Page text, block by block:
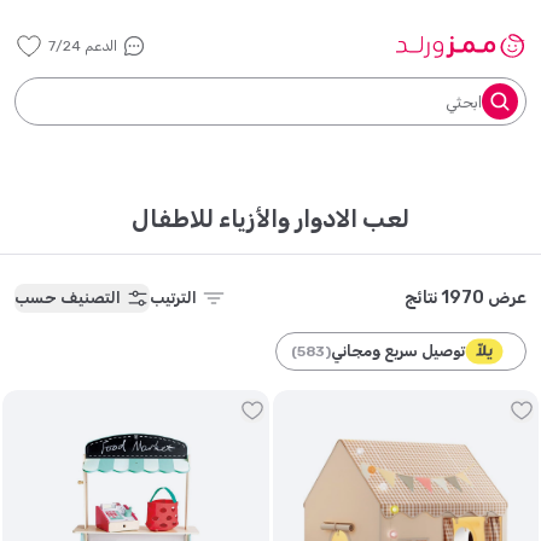
الدعم 7/24
ابحثي
لعب الادوار والأزياء للاطفال
عرض 1970 نتائج الترتيب التصنيف حسب
توصيل سريع ومجاني(
583
)